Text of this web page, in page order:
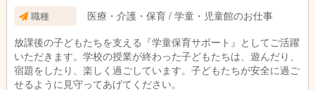
＊パート勤務の場合は、ご希望に応じて次の時
間数に対応可能です。
・週に20時間未満、 週に20時間以上30時間
未満、 週に30時間以上
職種
医療・介護・保育 / 学童・児童館のお仕事
放課後の子どもたちを支える『学童保育サポート』としてご活躍
いただきます。学校の授業が終わった子どもたちは、遊んだり、
宿題をしたり、楽しく過ごしています。子どもたちが安全に過ご
せるように見守ってあげてください。